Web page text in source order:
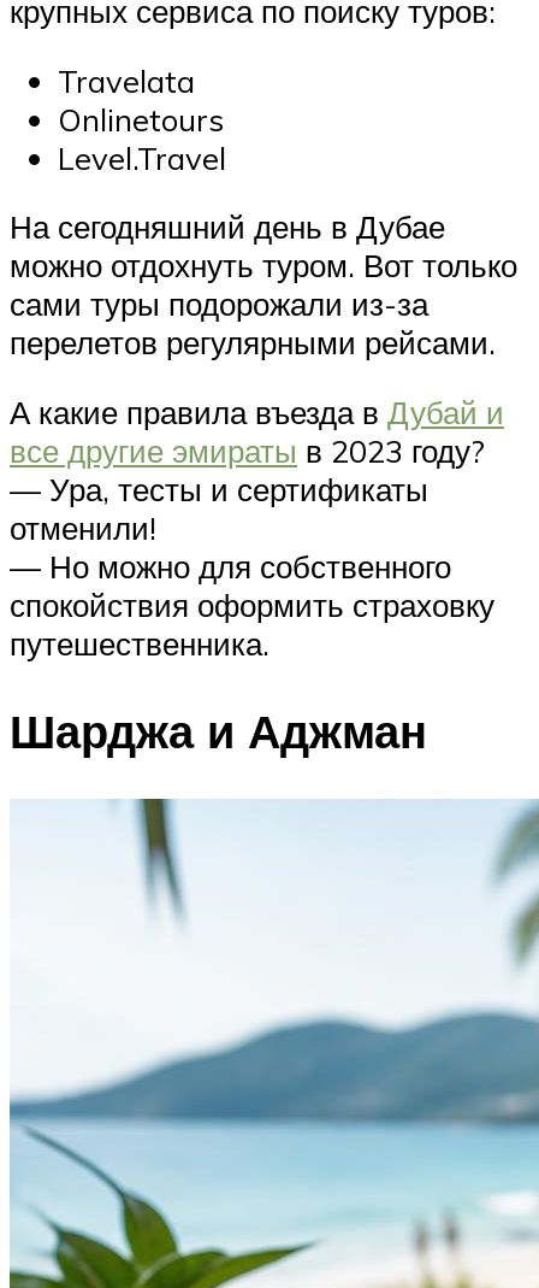
крупных сервиса по поиску туров:
Travelata
Onlinetours
Level.Travel
На сегодняшний день в Дубае
можно отдохнуть туром. Вот только
сами туры подорожали из-за
перелетов регулярными рейсами.
А какие правила въезда в Дубай и
все другие эмираты в 2023 году?
— Ура, тесты и сертификаты
отменили!
— Но можно для собственного
спокойствия оформить страховку
путешественника.
Шарджа и Аджман